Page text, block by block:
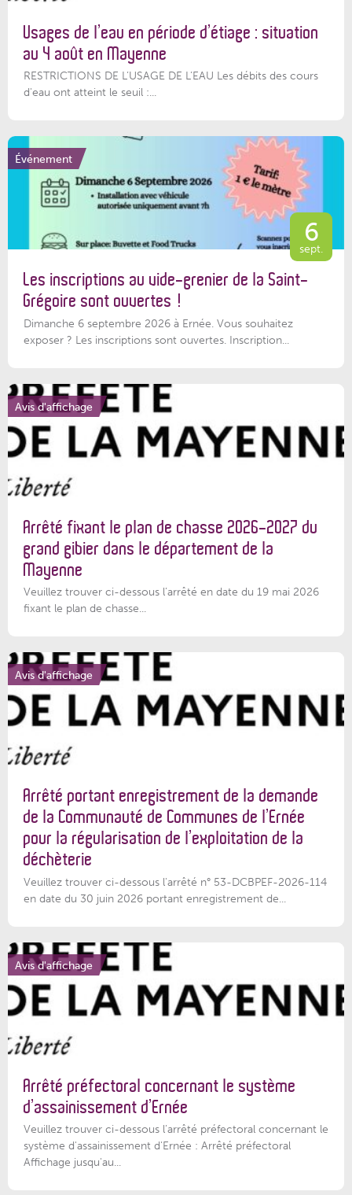
Usages de l’eau en période d’étiage : situation
au 4 août en Mayenne
RESTRICTIONS DE L’USAGE DE L’EAU Les débits des cours
d'eau ont atteint le seuil :...
Événement
6
sept.
Les inscriptions au vide-grenier de la Saint-
Grégoire sont ouvertes !
Dimanche 6 septembre 2026 à Ernée. Vous souhaitez
exposer ? Les inscriptions sont ouvertes. Inscription...
Avis d'affichage
Arrêté fixant le plan de chasse 2026-2027 du
grand gibier dans le département de la
Mayenne
Veuillez trouver ci-dessous l’arrêté en date du 19 mai 2026
fixant le plan de chasse...
Avis d'affichage
Arrêté portant enregistrement de la demande
de la Communauté de Communes de l’Ernée
pour la régularisation de l’exploitation de la
déchèterie
Veuillez trouver ci-dessous l'arrêté n° 53-DCBPEF-2026-114
en date du 30 juin 2026 portant enregistrement de...
Avis d'affichage
Arrêté préfectoral concernant le système
d’assainissement d’Ernée
Veuillez trouver ci-dessous l’arrêté préfectoral concernant le
système d'assainissement d'Ernée : Arrêté préfectoral
Affichage jusqu'au...